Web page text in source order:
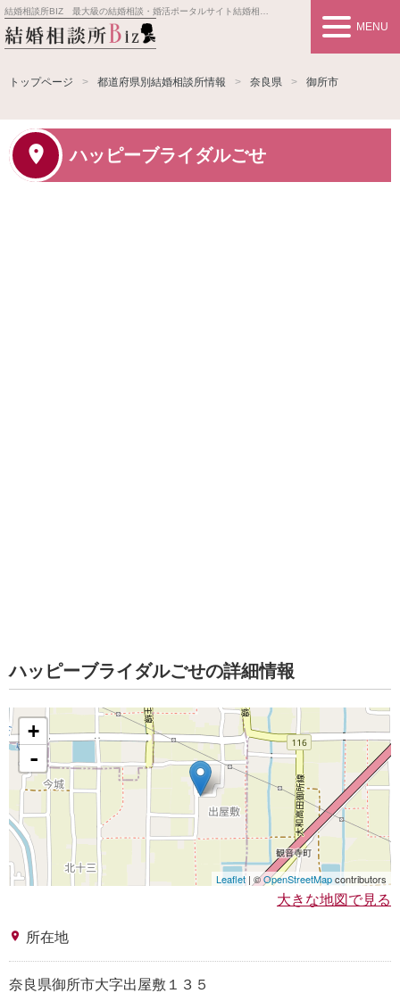
結婚相談所BIZ 最大級の結婚相談・婚活ポータルサイト結婚相談所事業者情報や婚活お見合いの悩み、対策を紹介します。
MENU
トップページ 都道府県別結婚相談所情報 奈良県 御所市
ハッピーブライダルごせ
ハッピーブライダルごせの詳細情報
+
-
Leaflet | ©OpenStreetMapcontributors
大きな地図で見る
place 所在地
奈良県御所市大字出屋敷１３５